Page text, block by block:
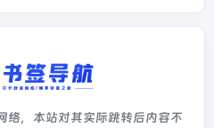
络，本站对其实际跳转后内容不